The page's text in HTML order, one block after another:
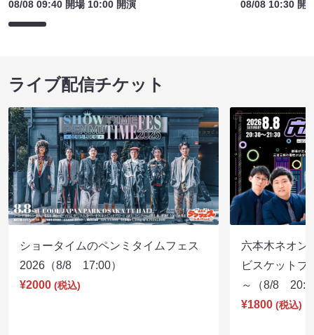
08/08 09:40 開場 10:00 開演
08/08 10:30 開
ライブ配信チケット
ショータイムのペンミタイムフェス
2026（8/8 17:00）
¥2000 (税込)
六本木ネオン
ビスケットブ
～（8/8
¥1800 (税込)